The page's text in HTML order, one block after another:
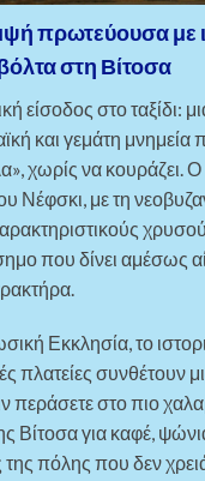
πρωτεύουσα με
στη Βίτοσα
είσοδος στο ταξίδι:
και γεμάτη μνημεία
χωρίς να κουράζει.
Νέφσκι, με τη
που δίνει αμέσως
Εκκλησία, το
πλατείες συνθέτουν
περάσετε στο πιο
Βίτοσα για καφέ,
της πόλης που δεν